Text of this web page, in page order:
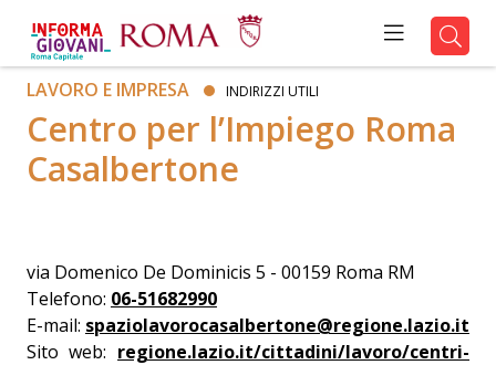
LAVORO E IMPRESA INDIRIZZI UTILI
Centro per l’Impiego Roma
Casalbertone
via Domenico De Dominicis 5 - 00159 Roma RM
Telefono: 06-51682990
E-mail: spaziolavorocasalbertone@regione.lazio.it
Sito web: regione.lazio.it/cittadini/lavoro/centri-